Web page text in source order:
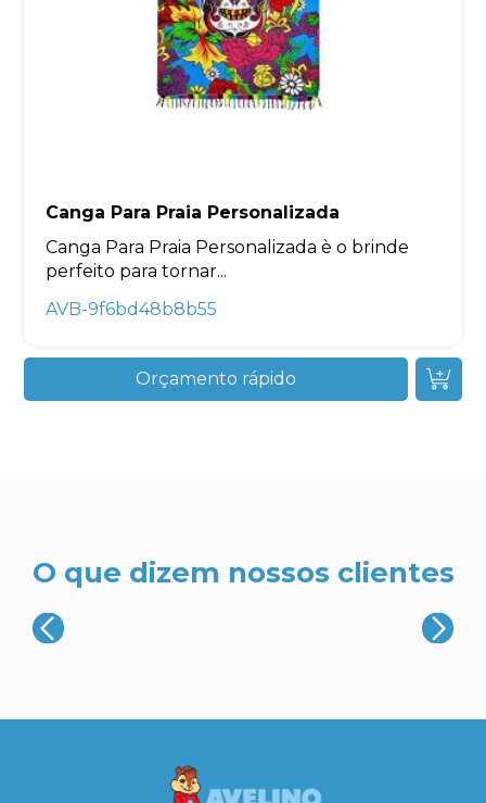
Canga Para Praia Personalizada
Canga Para Praia Personalizada è o brinde
perfeito para tornar...
AVB-9f6bd48b8b55
Orçamento rápido
O que dizem nossos clientes